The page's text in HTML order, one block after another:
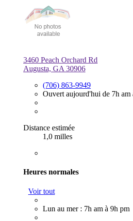
3460 Peach Orchard Rd
Augusta, GA 30906
(706) 863-9949
Ouvert aujourd'hui de 7h am
Distance estimée
1,0 milles
Heures normales
Voir tout
Lun au mer : 7h am à 9h pm